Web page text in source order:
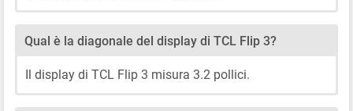
Qual è la diagonale del display di TCL Flip 3?
Il display di TCL Flip 3 misura 3.2 pollici.